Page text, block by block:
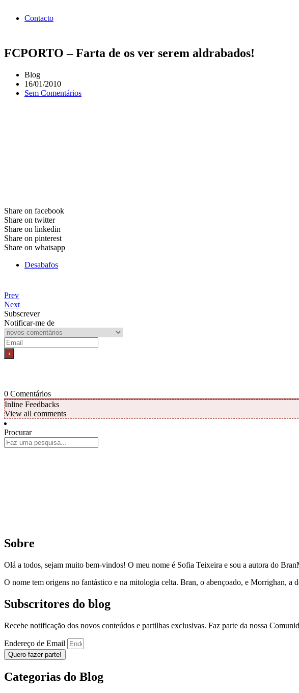
Contacto
FCPORTO – Farta de os ver serem aldrabados!
Blog
16/01/2010
Sem Comentários
Share on facebook
Share on twitter
Share on linkedin
Share on pinterest
Share on whatsapp
Desabafos
Prev
Next
Subscrever
Notificar-me de
0 Comentários
Inline Feedbacks
View all comments
Procurar
Sobre
Olá a todos, sejam muito bem-vindos! O meu nome é Sofia Teixeira e sou a autora do
O nome tem origens no fantástico e na mitologia celta. Bran, o abençoado, e Morrighan, a
Subscritores do blog
Recebe notificação dos novos conteúdos e partilhas exclusivas. Faz parte da nossa
Endereço de Email
Quero fazer parte!
Categorias do Blog